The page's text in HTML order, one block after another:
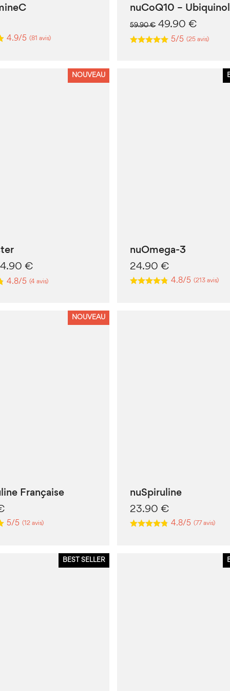
4.9/5 (81 avis)
nuCoQ10 – Ubiquinol
59.90€ Le
prix
initial
49.90€Le
prix
49.90
5/5 (25 avis)
NOUVEAU
€Le
prix
24.90 €.
4.8/5 (4 avis)
nuOmega-3
24.90€
4.8/5 (213 avis)
NOUVEAU
Française
5/5 (12 avis)
nuSpiruline
23.90€
4.8/5 (77 avis)
BEST SELLER